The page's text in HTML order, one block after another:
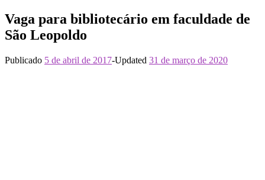
Vaga para bibliotecário em faculdade de
São Leopoldo
Publicado 5 de abril de 2017-Updated 31 de março de 2020